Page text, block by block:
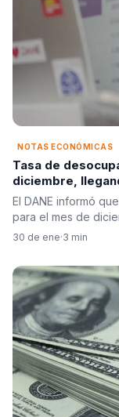
NOTAS ECONÓMICAS
Tasa de
diciembre,
El DANE informó
para el mes de
30 de ene·3 min